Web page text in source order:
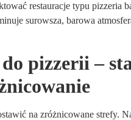
restauracje typu pizzeria
surowsza, barowa
pizzerii –
na zróżnicowane strefy.